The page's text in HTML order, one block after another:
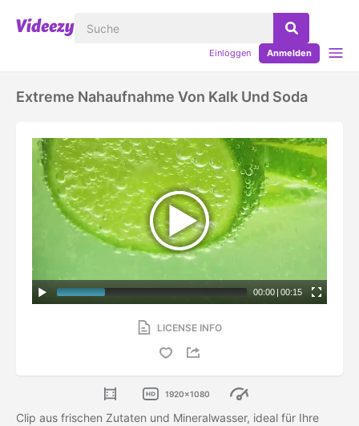
Einloggen Anmelden
Extreme Nahaufnahme Von Kalk Und Soda
00:00 | 00:15
LICENSE INFO
1920x1080
Clip aus frischen Zutaten und Mineralwasser, ideal für Ihre